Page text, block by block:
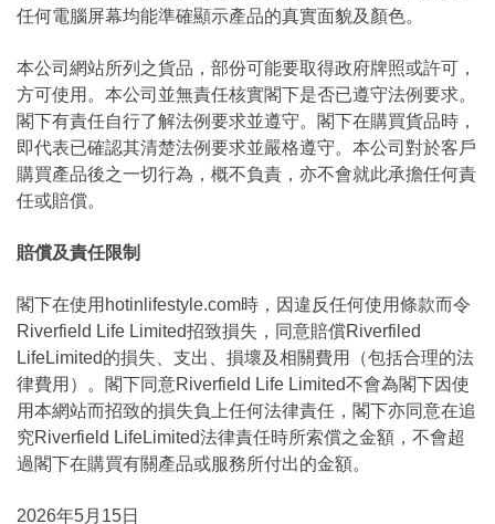
任何電腦屏幕均能準確顯示產品的真實面貌及顏色。
本公司網站所列之貨品，部份可能要取得政府牌照或許可，
方可使用。本公司並無責任核實閣下是否已遵守法例要求。
閣下有責任自行了解法例要求並遵守。閣下在購買貨品時，
即代表已確認其清楚法例要求並嚴格遵守。本公司對於客戶
購買產品後之一切行為，概不負責，亦不會就此承擔任何責
任或賠償。
賠償及責任限制
閣下在使用hotinlifestyle.com時，因違反任何使用條款而令
Riverfield Life Limited招致損失，同意賠償Riverfiled
LifeLimited的損失、支出、損壞及相關費用（包括合理的法
律費用）。閣下同意Riverfield Life Limited不會為閣下因使
用本網站而招致的損失負上任何法律責任，閣下亦同意在追
究Riverfield LifeLimited法律責任時所索償之金額，不會超
過閣下在購買有關產品或服務所付出的金額。
2026年5月15日